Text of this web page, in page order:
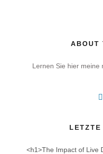
ABOUT
Lernen Sie hier meine
LETZTE
<h1>The Impact of Live